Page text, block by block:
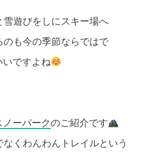
雪遊びをしにスキー場へ
のも今の季節ならではで
いですよね
ーパークのご紹介です
なくわんわんトレイルという